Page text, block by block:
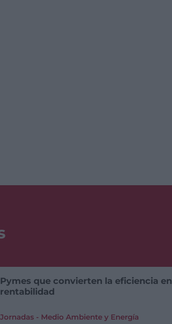
Pymes que convierten la eficiencia en
rentabilidad
Jornadas - Medio Ambiente y Energía